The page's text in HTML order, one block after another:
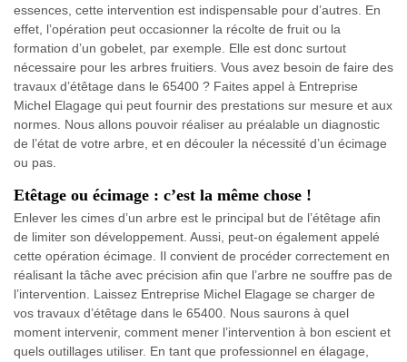
essences, cette intervention est indispensable pour d’autres. En
effet, l’opération peut occasionner la récolte de fruit ou la
formation d’un gobelet, par exemple. Elle est donc surtout
nécessaire pour les arbres fruitiers. Vous avez besoin de faire des
travaux d’étêtage dans le 65400 ? Faites appel à Entreprise
Michel Elagage qui peut fournir des prestations sur mesure et aux
normes. Nous allons pouvoir réaliser au préalable un diagnostic
de l’état de votre arbre, et en découler la nécessité d’un écimage
ou pas.
Etêtage ou écimage : c’est la même chose !
Enlever les cimes d’un arbre est le principal but de l’étêtage afin
de limiter son développement. Aussi, peut-on également appelé
cette opération écimage. Il convient de procéder correctement en
réalisant la tâche avec précision afin que l’arbre ne souffre pas de
l’intervention. Laissez Entreprise Michel Elagage se charger de
vos travaux d’étêtage dans le 65400. Nous saurons à quel
moment intervenir, comment mener l’intervention à bon escient et
quels outillages utiliser. En tant que professionnel en élagage,